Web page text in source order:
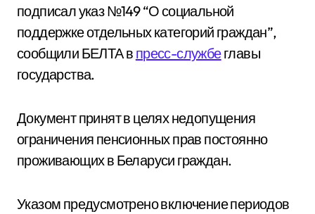
подписал указ №149 “О социальной
поддержке отдельных категорий граждан”,
сообщили БЕЛТА в пресс-службеглавы
государства.
Документ принят в целях недопущения
ограничения пенсионных прав постоянно
проживающих в Беларуси граждан.
Указом предусмотрено включение периодов